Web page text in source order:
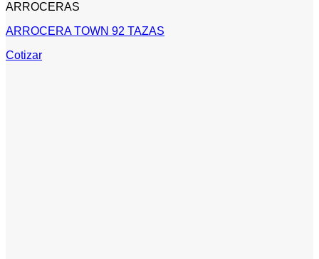
ARROCERAS
ARROCERA TOWN 92 TAZAS
Cotizar